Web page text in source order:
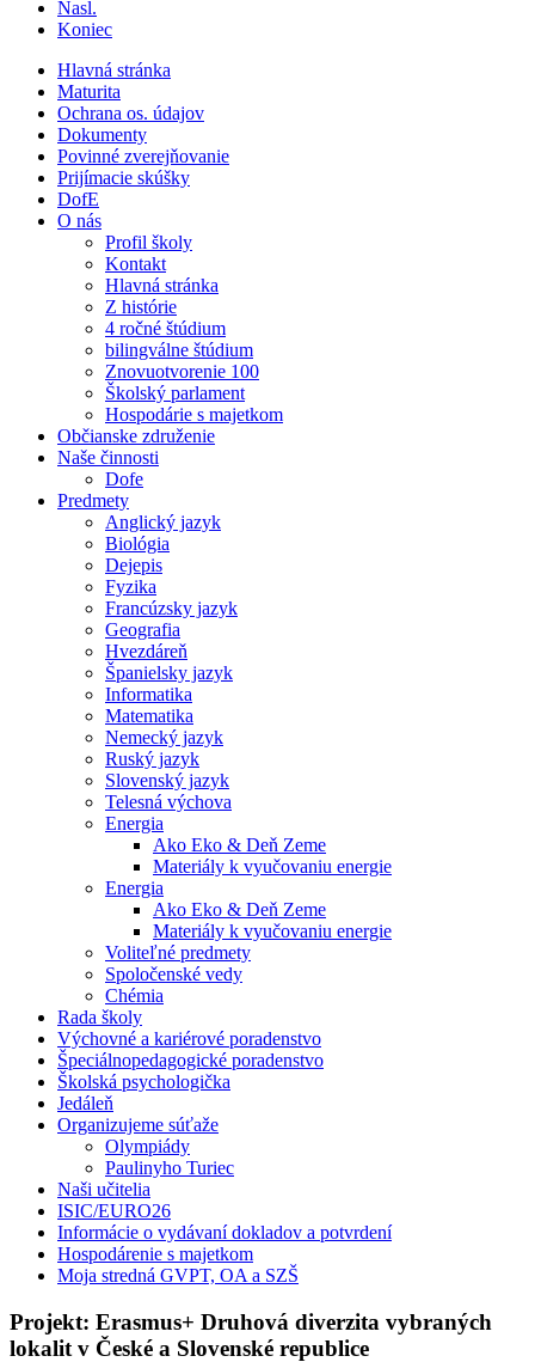
Nasl.
Koniec
Hlavná stránka
Maturita
Ochrana os. údajov
Dokumenty
Povinné zverejňovanie
Prijímacie skúšky
DofE
O nás
Profil školy
Kontakt
Hlavná stránka
Z histórie
4 ročné štúdium
bilingválne štúdium
Znovuotvorenie 100
Školský parlament
Hospodárie s majetkom
Občianske združenie
Naše činnosti
Dofe
Predmety
Anglický jazyk
Biológia
Dejepis
Fyzika
Francúzsky jazyk
Geografia
Hvezdáreň
Španielsky jazyk
Informatika
Matematika
Nemecký jazyk
Ruský jazyk
Slovenský jazyk
Telesná výchova
Energia
Ako Eko & Deň Zeme
Materiály k vyučovaniu energie
Energia
Ako Eko & Deň Zeme
Materiály k vyučovaniu energie
Voliteľné predmety
Spoločenské vedy
Chémia
Rada školy
Výchovné a kariérové poradenstvo
Špeciálnopedagogické poradenstvo
Školská psychologička
Jedáleň
Organizujeme súťaže
Olympiády
Paulinyho Turiec
Naši učitelia
ISIC/EURO26
Informácie o vydávaní dokladov a potvrdení
Hospodárenie s majetkom
Moja stredná GVPT, OA a SZŠ
Projekt: Erasmus+ Druhová diverzita vybraných
lokalit v České a Slovenské republice